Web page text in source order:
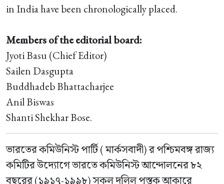
in India have been chronologically placed.
Members of the editorial board:
Jyoti Basu (Chief Editor)
Sailen Dasgupta
Buddhadeb Bhattacharjee
Anil Biswas
Shanti Shekhar Bose.
ভারতের কমিউনিস্ট পার্টি ( মার্কসবাদী) র পশ্চিমবঙ্গ রাজ্য
কমিটির উদ্যোগে ভারতে কমিউনিস্ট আন্দোলনের ৮২
বছরের (১৯১৭-১৯৯৮) সকল দলিল পুস্তক আকারে